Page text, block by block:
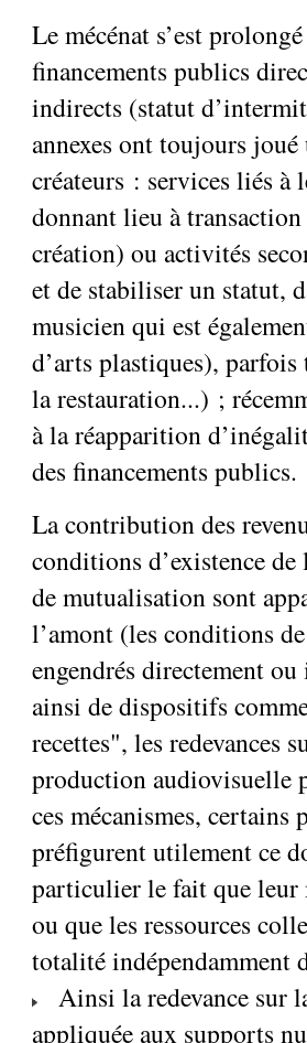
Le mécénat s’est
financements publics
indirects (statut
annexes ont toujours
créateurs : services liés
donnant lieu à
création) ou activités
et de stabiliser un statut,
musicien qui est
d’arts plastiques),
la restauration...) ;
à la réapparition
des financements publics.
La contribution des
conditions d’existence
de mutualisation sont
l’amont (les conditions
engendrés directement
ainsi de dispositifs
recettes", les redevances
production audiovisuelle
ces mécanismes, certains
préfigurent utilement ce
particulier le fait que leur
ou que les ressources
totalité indépendamment
Ainsi la redevance sur
appliquée aux supports